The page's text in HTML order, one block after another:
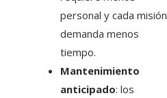
personal y cada misión
demanda menos
tiempo.
Mantenimiento
anticipado: los